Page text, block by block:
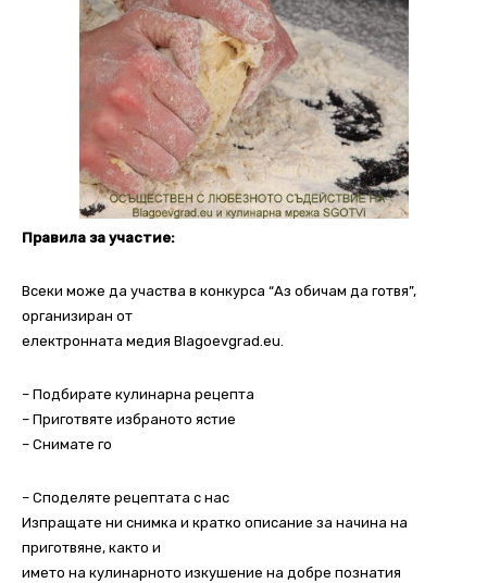
Правила за участие:
Всеки може да участва в конкурсa “Аз обичам да готвя”,
организиран от
електронната медия Blagoevgrad.eu.
– Подбирате кулинарна рецепта
– Приготвяте избраното ястие
– Снимате го
– Споделяте рецептата с нас
Изпращате ни снимка и кратко описание за начина на
приготвяне, както и
името на кулинарното изкушение на добре познатия